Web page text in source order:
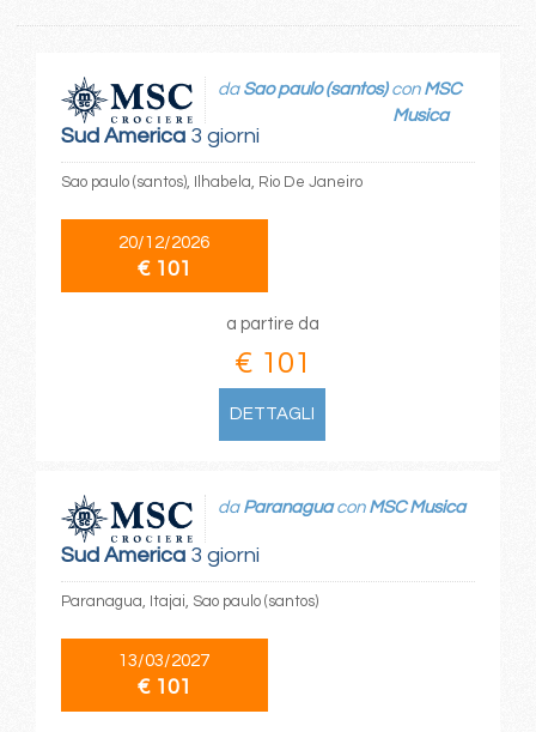
Sud America3 giorni
da Sao paulo (santos)con MSC
Musica
Sao paulo (santos), Ilhabela, Rio De Janeiro
20/12/2026
€ 101
a partire da
€ 101
DETTAGLI
Sud America3 giorni
da Paranaguacon MSC Musica
Paranagua, Itajai, Sao paulo (santos)
13/03/2027
€ 101